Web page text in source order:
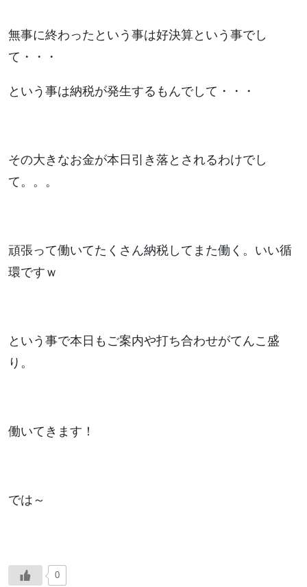
無事に終わったという事は好決算という事でし
て・・・
という事は納税が発生するもんでして・・・
その大きなお金が本日引き落とされるわけでし
て。。。
頑張って働いてたくさん納税してまた働く。いい循
環ですｗ
という事で本日もご案内や打ち合わせがてんこ盛
り。
働いてきます！
では～
0